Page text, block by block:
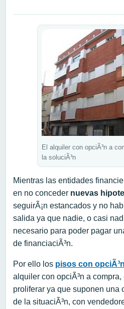
El alquiler con opciÃ³n a
la soluciÃ³n
Mientras las entidades
en no conceder nuevas
seguirÃ¡n estancados y no
salida ya que nadie, o casi
necesario para poder pagar
de financiaciÃ³n.
Por ello los pisos con
alquiler con opciÃ³n a compra,
proliferar ya que suponen una
de la situaciÃ³n, con